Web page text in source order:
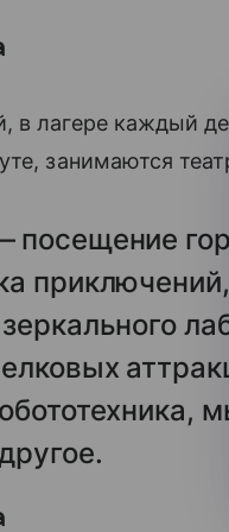
лагере каждый
занимаются